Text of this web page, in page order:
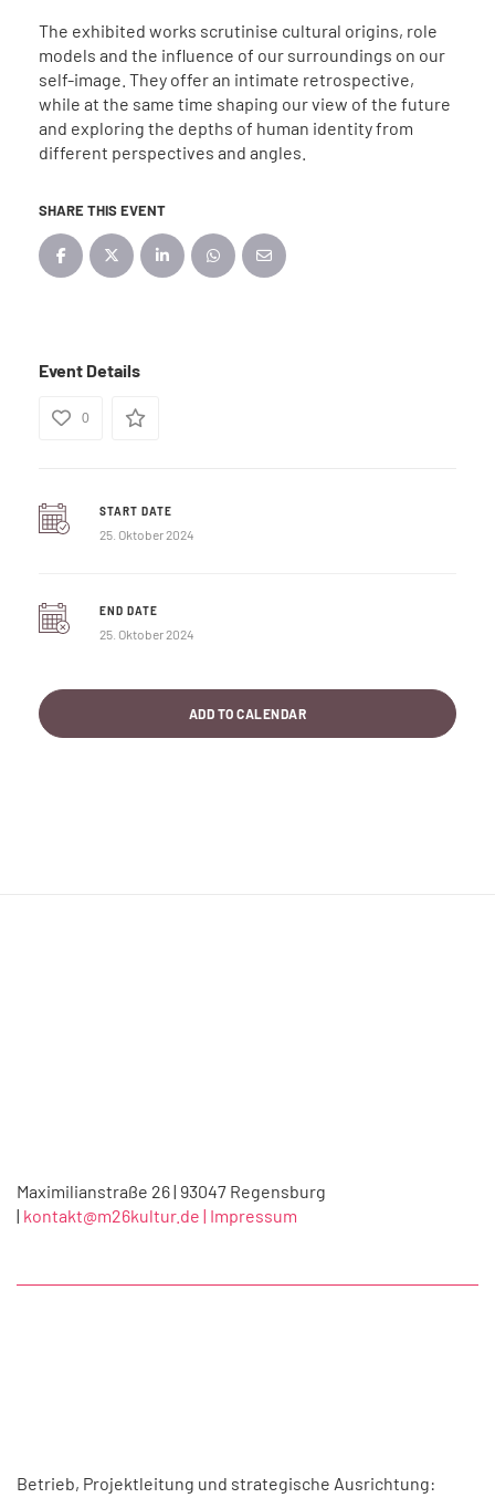
The exhibited works scrutinise cultural origins, role
models and the influence of our surroundings on our
self-image. They offer an intimate retrospective,
while at the same time shaping our view of the future
and exploring the depths of human identity from
different perspectives and angles.
SHARE THIS EVENT
Event Details
0
START DATE
25. Oktober 2024
END DATE
25. Oktober 2024
ADD TO CALENDAR
Maximilianstraße 26 | 93047 Regensburg
| kontakt@m26kultur.de | Impressum
Betrieb, Projektleitung und strategische Ausrichtung: